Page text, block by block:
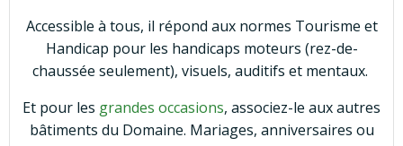
Accessible à tous, il répond aux normes Tourisme et
Handicap pour les handicaps moteurs (rez-de-
chaussée seulement), visuels, auditifs et mentaux.
Et pour les grandes occasions, associez-le aux autres
bâtiments du Domaine. Mariages, anniversaires ou